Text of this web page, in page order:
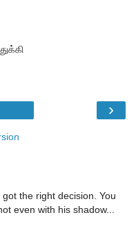
›
the right decision. You
even with his shadow...